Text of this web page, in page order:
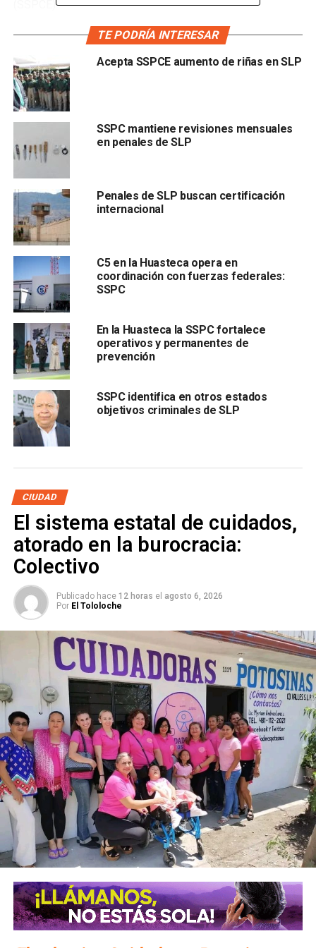
(SSPCE).
En su lugar entrará Jesús Juárez Hernández, quien
Guardia Civil Estatal (GCE).
Ruiz Contreras presento su renuncia con la intención de
participar en la elección judicial local.
Hasta el momento, no ha sido confirmado el nombramiento
del nuevo director de la GCE, puesto dejado por Juárez
Hernández tras asumir la titularidad de la SSPCE.
También lee:
Desmantelan cámaras de vigilancia usadas
por criminales en el Altiplano
ARTÍCULOS RELACIONADOS:
JOSÉ LUIS RUIZ CONTRERAS
SECRETARÍA DE SEGURIDAD Y PROTECCIÓN CIUDADANA DEL
ESTADO (SSPCE)
SIGUIENTE
NO TE PIERDAS
#8M | Chidas y Chingonas: Una tribu de mujeres que
busca el empoderamiento
TE PODRÍA INTERESAR
Acepta SSPCE aumento de riñas en SLP
SSPC mantiene revisiones mensuales
en penales de SLP
Penales de SLP buscan certificación
internacional
C5 en la Huasteca opera en
coordinación con fuerzas federales:
SSPC
⁠En la Huasteca la SSPC fortalece
operativos y permanentes de
prevención
SSPC identifica en otros estados
objetivos criminales de SLP
CIUDAD
El sistema estatal de cuidados,
atorado en la burocracia:
Colectivo
Publicado hace 12 horas el agosto 6, 2026
Por El Tololoche